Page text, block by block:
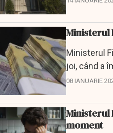
Ministerul
Ministerul
joi, când a
emisiune...
08 IANUARIE
Ministerul
moment